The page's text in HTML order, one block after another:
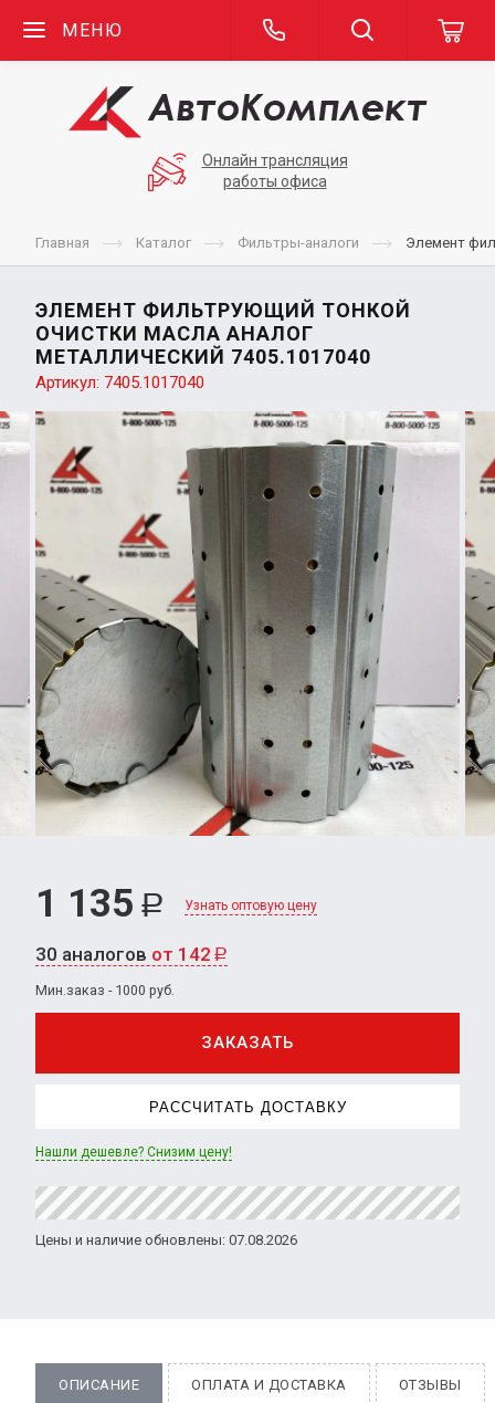
МЕНЮ
Онлайн трансляция
работы офиса
Главная Каталог Фильтры-аналоги Элемент
ЭЛЕМЕНТ ФИЛЬТРУЮЩИЙ ТОНКОЙ
ОЧИСТКИ МАСЛА АНАЛОГ
МЕТАЛЛИЧЕСКИЙ 7405.1017040
Артикул: 7405.1017040
1 135 Р Узнать оптовую цену
30 аналогов от 142 Р
Мин.заказ - 1000 руб.
ЗАКАЗАТЬ
РАССЧИТАТЬ ДОСТАВКУ
Нашли дешевле? Снизим цену!
Цены и наличие обновлены: 07.08.2026
ОПИСАНИЕ ОПЛАТА И ДОСТАВКА ОТЗЫВЫ